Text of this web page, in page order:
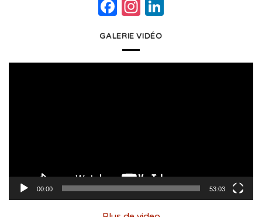
Facebook
Instagram
GALERIE VIDÉO
00:00 53:03